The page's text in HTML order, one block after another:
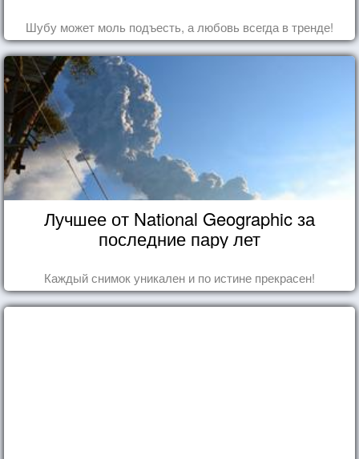
Шубу может моль подъесть, а любовь всегда в тренде!
Лучшее от National Geographic за
последние пару лет
Каждый снимок уникален и по истине прекрасен!